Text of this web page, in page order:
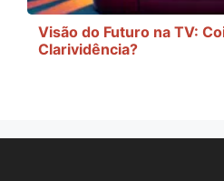
Visão do Futuro na TV:
Clarividência?